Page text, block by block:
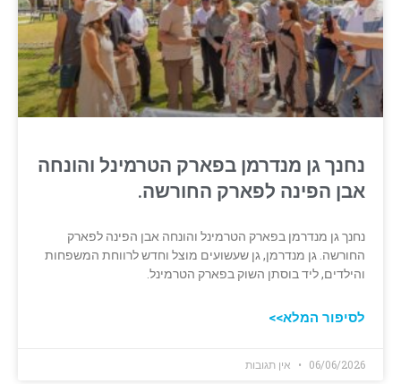
נחנך גן מנדרמן בפארק הטרמינל והונחה
אבן הפינה לפארק החורשה.
נחנך גן מנדרמן בפארק הטרמינל והונחה אבן הפינה לפארק
החורשה. גן מנדרמן, גן שעשועים מוצל וחדש לרווחת המשפחות
והילדים, ליד בוסתן השוק בפארק הטרמינל.
לסיפור המלא>>
06/06/2026 אין תגובות